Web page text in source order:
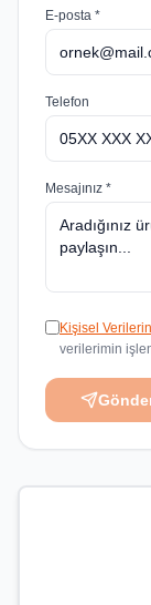
E-posta *
Telefon
Mesajınız *
Kişisel
verilerimin